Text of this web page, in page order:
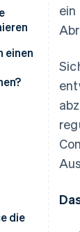
einen
die
ein